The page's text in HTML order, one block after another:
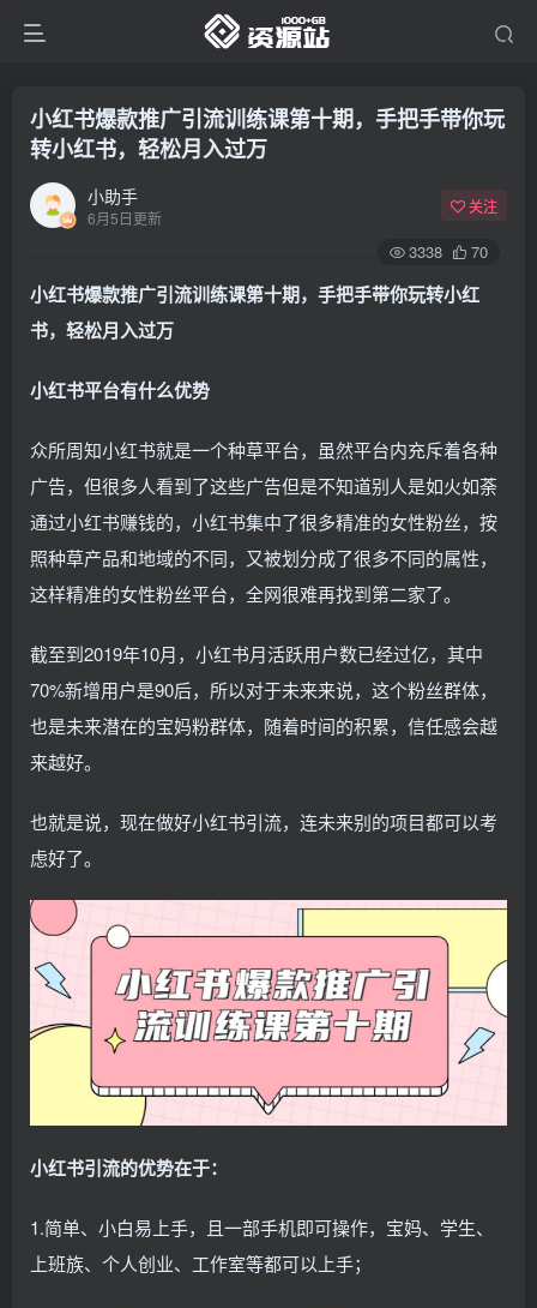
小红书爆款推广引流训练课第十期，手把手带你玩
转小红书，轻松月入过万
小助手
6月5日更新
关注
3338 70
小红书爆款推广引流训练课第十期，手把手带你玩转小红
书，轻松月入过万
小红书平台有什么优势
众所周知小红书就是一个种草平台，虽然平台内充斥着各种
广告，但很多人看到了这些广告但是不知道别人是如火如荼
通过小红书赚钱的，小红书集中了很多精准的女性粉丝，按
照种草产品和地域的不同，又被划分成了很多不同的属性，
这样精准的女性粉丝平台，全网很难再找到第二家了。
截至到2019年10月，小红书月活跃用户数已经过亿，其中
70%新增用户是90后，所以对于未来来说，这个粉丝群体，
也是未来潜在的宝妈粉群体，随着时间的积累，信任感会越
来越好。
也就是说，现在做好小红书引流，连未来别的项目都可以考
虑好了。
小红书引流的优势在于：
1.简单、小白易上手，且一部手机即可操作，宝妈、学生、
上班族、个人创业、工作室等都可以上手；